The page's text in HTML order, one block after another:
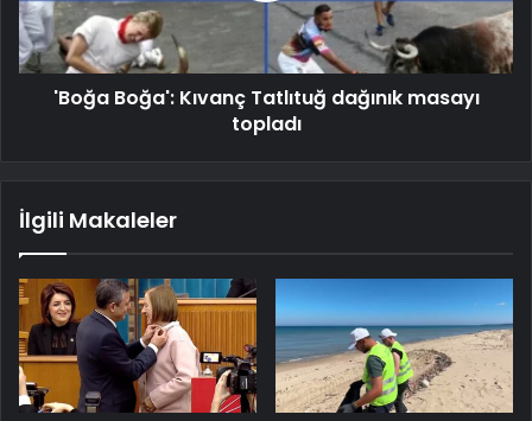
'Boğa Boğa': Kıvanç Tatlıtuğ dağınık masayı
topladı
İlgili Makaleler